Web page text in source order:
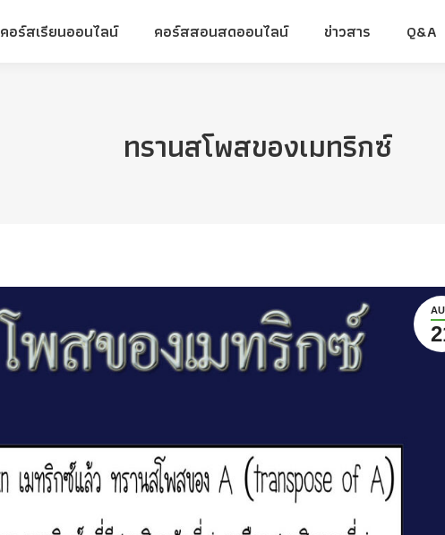
คอร์สเรียนออนไลน์ คอร์สสอนสดออนไลน์ ข่าวสาร Q&A
ทรานสโพสของเมทริกซ์
คอร์สเรียนออนไลน์ คอร์สสอนสดออนไลน์ ข่าวสาร Q&A